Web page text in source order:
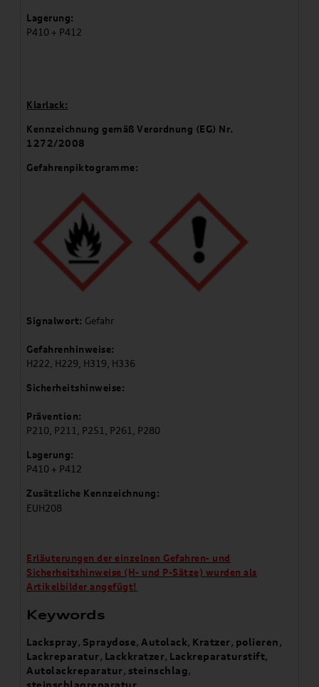
Lagerung:
P410 + P412
Klarlack:
Kennzeichnung gemäß Verordnung (EG) Nr.
1272/2008
Gefahrenpiktogramme:
Signalwort: Gefahr
Gefahrenhinweise:
H222, H229, H319, H336
Sicherheitshinweise:
Prävention:
P210, P211, P251, P261, P280
Lagerung:
P410 + P412
Zusätzliche Kennzeichnung:
EUH208
Erläuterungen der einzelnen Gefahren- und
Sicherheitshinweise (H- und P-Sätze) wurden als
Artikelbilder angefügt!
Keywords
Lackspray, Spraydose, Autolack, Kratzer, polieren,
Lackreparatur, Lackkratzer, Lackreparaturstift,
Autolackreparatur, steinschlag,
steinschlagreparatur